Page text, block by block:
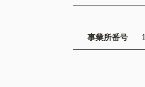
事業所番号